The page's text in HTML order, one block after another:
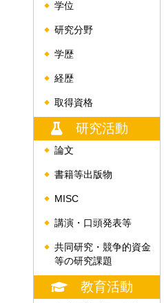
◆ 学位
◆ 研究分野
◆ 学歴
◆ 経歴
◆ 取得資格
研究活動
◆ 論文
◆ 書籍等出版物
◆ MISC
◆ 講演・口頭発表等
◆
共同研究・競争的資金
等の研究課題
教育活動